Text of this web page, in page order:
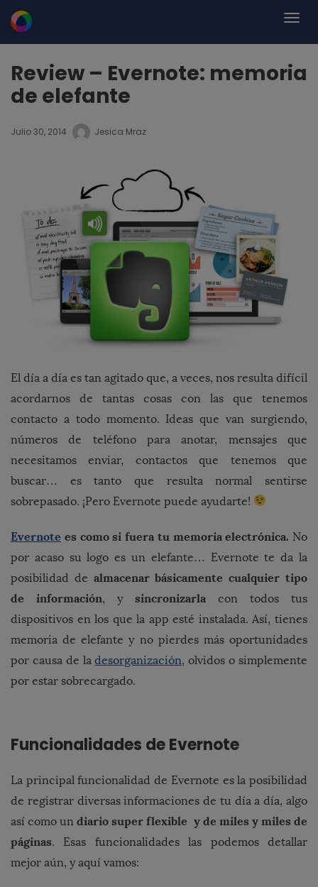
Review – Evernote: memoria
de elefante
Julio 30, 2014 Jesica Mraz
El día a día es tan agitado que, a veces, nos resulta difícil
acordarnos de tantas cosas con las que tenemos
contacto a todo momento. Ideas que van surgiendo,
números de teléfono para anotar, mensajes que
necesitamos enviar, contactos que tenemos que
buscar… es tanto que resulta normal sentirse
sobrepasado. ¡Pero Evernote puede ayudarte!
Evernote es como si fuera tu memoria electrónica. No
por acaso su logo es un elefante… Evernote te da la
posibilidad de almacenar básicamente cualquier tipo
de información, y sincronizarla con todos tus
dispositivos en los que la app esté instalada. Así, tienes
memoria de elefante y no pierdes más oportunidades
por causa de ladesorganización, olvidos o simplemente
por estar sobrecargado.
Funcionalidades de Evernote
La principal funcionalidad de Evernote es la posibilidad
de registrar diversas informaciones de tu día a día, algo
así como undiario super flexible y de miles y miles de
páginas. Esas funcionalidades las podemos detallar
mejor aún, y aquí vamos: